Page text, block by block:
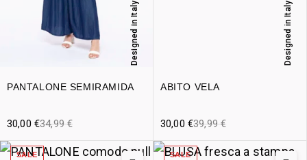
PANTALONE SEMIRAMIDA
Designed in Italy
34,99€
30,00 €
ABITO VELA
Designed in Italy
39,99€
30,00 €
SALE SALE